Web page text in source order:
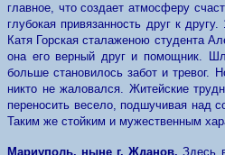
главное, что создает атмосферу
глубокая привязанность друг к другу.
Катя Горская сталаженою студента
она его верный друг и помощник.
больше становилось забот и тревог.
никто не жаловался. Житейские
переносить весело, подшучивая над
Таким же стойким и мужественным
Мариуполь, ныне г. Жданов. Здесь